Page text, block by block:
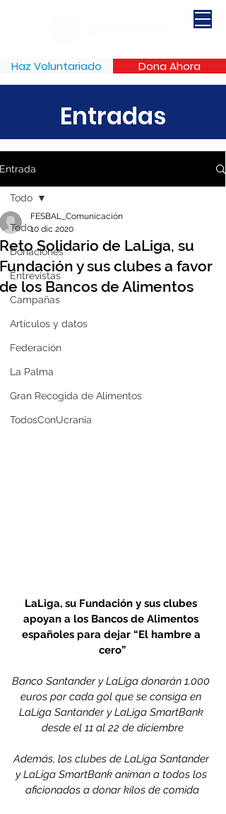
Haz Voluntariado Dona Ahora
Entradas
Entrada
Todo
Donaciones
Entrevistas
Campañas
Artículos y datos
Federación
La Palma
Gran Recogida de Alimentos
TodosConUcrania
Todo
Reto Solidario de LaLiga, su
Fundación y sus clubes a favor
de los Bancos de Alimentos
FESBAL_Comunicación
10 dic 2020
LaLiga, su Fundación y sus clubes
apoyan a los Bancos de Alimentos
españoles para dejar “El hambre a
cero”
Banco Santander y LaLiga donarán 1.000
euros por cada gol que se consiga en
LaLiga Santander y LaLiga SmartBank
desde el 11 al 22 de diciembre
Además, los clubes de LaLiga Santander
y LaLiga SmartBank animan a todos los
aficionados a donar kilos de comida